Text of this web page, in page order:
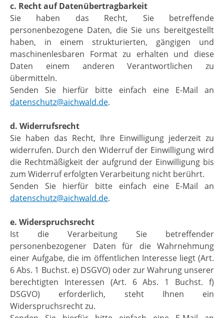
c. Recht auf Datenübertragbarkeit
Sie haben das Recht, Sie betreffende
personenbezogene Daten, die Sie uns bereitgestellt
haben, in einem strukturierten, gängigen und
maschinenlesbaren Format zu erhalten und diese
Daten einem anderen Verantwortlichen zu
übermitteln.
Senden Sie hierfür bitte einfach eine E-Mail an
datenschutz@aichwald.de.
d. Widerrufsrecht
Sie haben das Recht, Ihre Einwilligung jederzeit zu
widerrufen. Durch den Widerruf der Einwilligung wird
die Rechtmäßigkeit der aufgrund der Einwilligung bis
zum Widerruf erfolgten Verarbeitung nicht berührt.
Senden Sie hierfür bitte einfach eine E-Mail an
datenschutz@aichwald.de.
e. Widerspruchsrecht
Ist die Verarbeitung Sie betreffender
personenbezogener Daten für die Wahrnehmung
einer Aufgabe, die im öffentlichen Interesse liegt (Art.
6 Abs. 1 Buchst. e) DSGVO) oder zur Wahrung unserer
berechtigten Interessen (Art. 6 Abs. 1 Buchst. f)
DSGVO) erforderlich, steht Ihnen ein
Widerspruchsrecht zu.